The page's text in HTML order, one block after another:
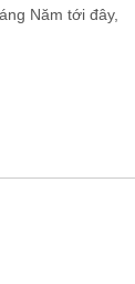
Năm tới đây,